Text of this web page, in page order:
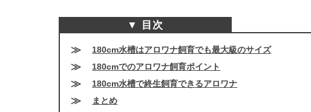
180cm水槽はアロワナ飼育でも最大級のサイズ
180cmでのアロワナ飼育ポイント
180cm水槽で終生飼育できるアロワナ
まとめ